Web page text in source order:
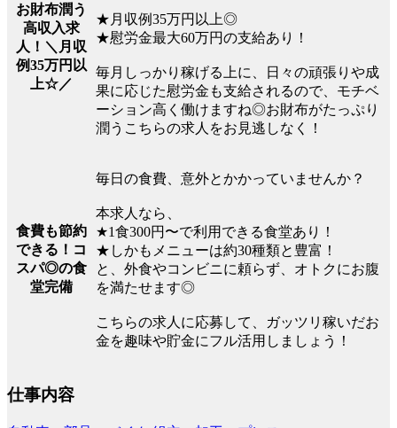
お財布潤う
高収入求
人！＼月収
例35万円以
上☆／
★月収例35万円以上◎
★慰労金最大60万円の支給あり！
毎月しっかり稼げる上に、日々の頑張りや成
果に応じた慰労金も支給されるので、モチベ
ーション高く働けますね◎お財布がたっぷり
潤うこちらの求人をお見逃しなく！
食費も節約
できる！コ
スパ◎の食
堂完備
毎日の食費、意外とかかっていませんか？
本求人なら、
★1食300円〜で利用できる食堂あり！
★しかもメニューは約30種類と豊富！
と、外食やコンビニに頼らず、オトクにお腹
を満たせます◎
こちらの求人に応募して、ガッツリ稼いだお
金を趣味や貯金にフル活用しましょう！
仕事内容